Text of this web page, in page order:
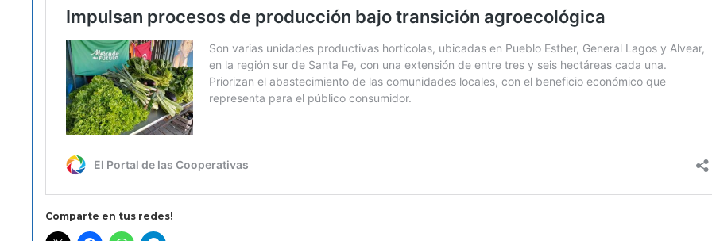
Comparte en tus redes!